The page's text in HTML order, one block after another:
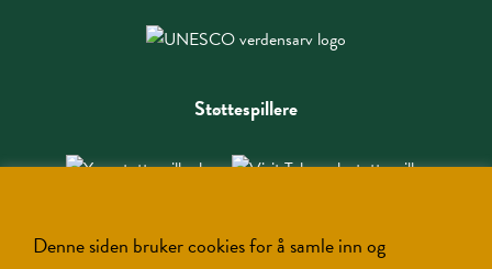
Støttespillere
Denne siden bruker cookies for å samle inn og